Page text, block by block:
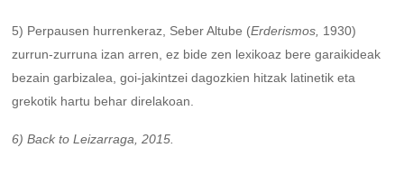
5) Perpausen hurrenkeraz, Seber Altube (Erderismos, 1930)
zurrun-zurruna izan arren, ez bide zen lexikoaz bere garaikideak
bezain garbizalea, goi-jakintzei dagozkien hitzak latinetik eta
grekotik hartu behar direlakoan.
6) Back to Leizarraga, 2015.